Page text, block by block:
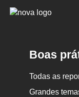
Logo
Boas
Todas as
Grandes